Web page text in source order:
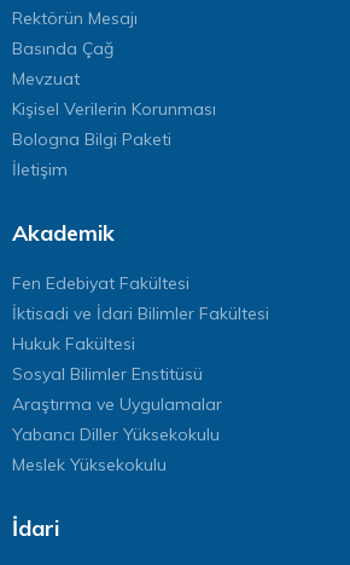
Rektörün Mesajı
Basında Çağ
Mevzuat
Kişisel Verilerin Korunması
Bologna Bilgi Paketi
İletişim
Akademik
Fen Edebiyat Fakültesi
İktisadi ve İdari Bilimler Fakültesi
Hukuk Fakültesi
Sosyal Bilimler Enstitüsü
Araştırma ve Uygulamalar
Yabancı Diller Yüksekokulu
Meslek Yüksekokulu
İdari